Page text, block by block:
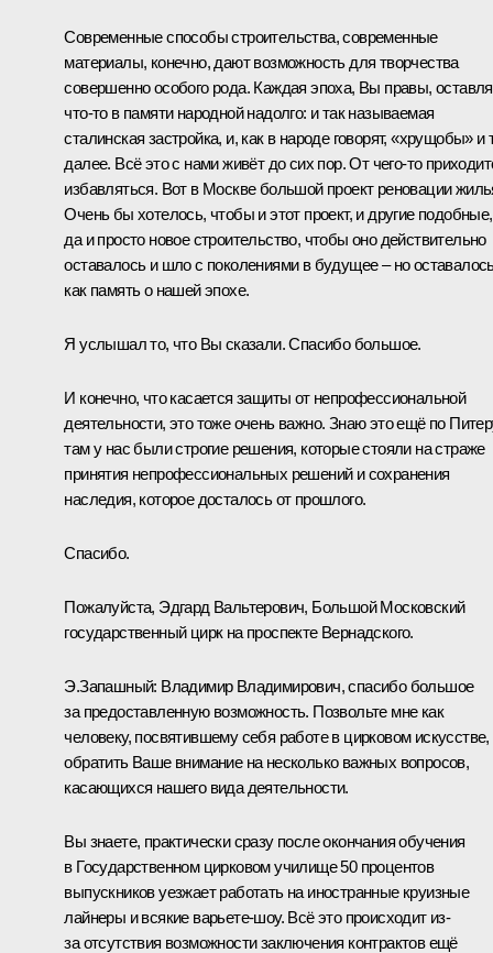
Современные способы строительства, современные
материалы, конечно, дают возможность для творчества
совершенно особого рода. Каждая эпоха, Вы правы,
что-то в памяти народной надолго: и так называемая
сталинская застройка, и, как в народе говорят, «хрущобы» и
далее. Всё это с нами живёт до сих пор. От чего-то
избавляться. Вот в Москве большой проект реновации
Очень бы хотелось, чтобы и этот проект, и другие подобные,
да и просто новое строительство, чтобы оно действительно
оставалось и шло с поколениями в будущее – но
как память о нашей эпохе.
Я услышал то, что Вы сказали. Спасибо большое.
И конечно, что касается защиты от непрофессиональной
деятельности, это тоже очень важно. Знаю это ещё по
там у нас были строгие решения, которые стояли на страже
принятия непрофессиональных решений и сохранения
наследия, которое досталось от прошлого.
Спасибо.
Пожалуйста, Эдгард Вальтерович, Большой Московский
государственный цирк на проспекте Вернадского.
Э.Запашный: Владимир Владимирович, спасибо большое
за предоставленную возможность. Позвольте мне как
человеку, посвятившему себя работе в цирковом искусстве,
обратить Ваше внимание на несколько важных вопросов,
касающихся нашего вида деятельности.
Вы знаете, практически сразу после окончания обучения
в Государственном цирковом училище 50 процентов
выпускников уезжает работать на иностранные круизные
лайнеры и всякие варьете-шоу. Всё это происходит из-
за отсутствия возможности заключения контрактов ещё